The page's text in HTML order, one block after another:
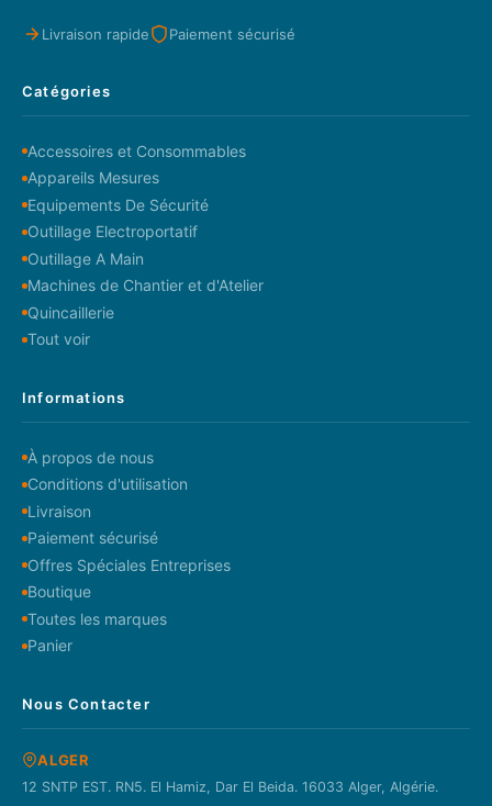
Livraison rapide Paiement sécurisé
Catégories
Accessoires et Consommables
Appareils Mesures
Equipements De Sécurité
Outillage Electroportatif
Outillage A Main
Machines de Chantier et d'Atelier
Quincaillerie
Tout voir
Informations
À propos de nous
Conditions d'utilisation
Livraison
Paiement sécurisé
Offres Spéciales Entreprises
Boutique
Toutes les marques
Panier
Nous Contacter
ALGER
12 SNTP EST. RN5. El Hamiz, Dar El Beida. 16033 Alger, Algérie.